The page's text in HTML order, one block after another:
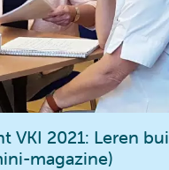
VKI 2021: Leren
magazine)